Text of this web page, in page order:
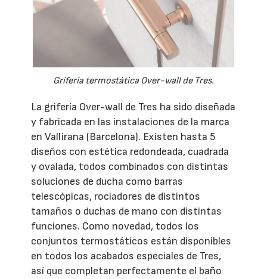
Grifería termostática Over-wall de Tres.
La grifería Over-wall de Tres ha sido diseñada
y fabricada en las instalaciones de la marca
en Vallirana (Barcelona). Existen hasta 5
diseños con estética redondeada, cuadrada
y ovalada, todos combinados con distintas
soluciones de ducha como barras
telescópicas, rociadores de distintos
tamaños o duchas de mano con distintas
funciones. Como novedad, todos los
conjuntos termostáticos están disponibles
en todos los acabados especiales de Tres,
así que completan perfectamente el baño